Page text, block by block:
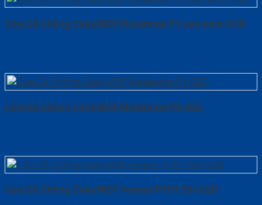
Cửa Gỗ Chống Cháy MDF Melamine P1 van kem-SGD
Cửa Gỗ Chống Cháy MDF Melamine P1-SGD
Cửa Gỗ Chống Cháy MDF Veneer P1G1 Sồi-SGD